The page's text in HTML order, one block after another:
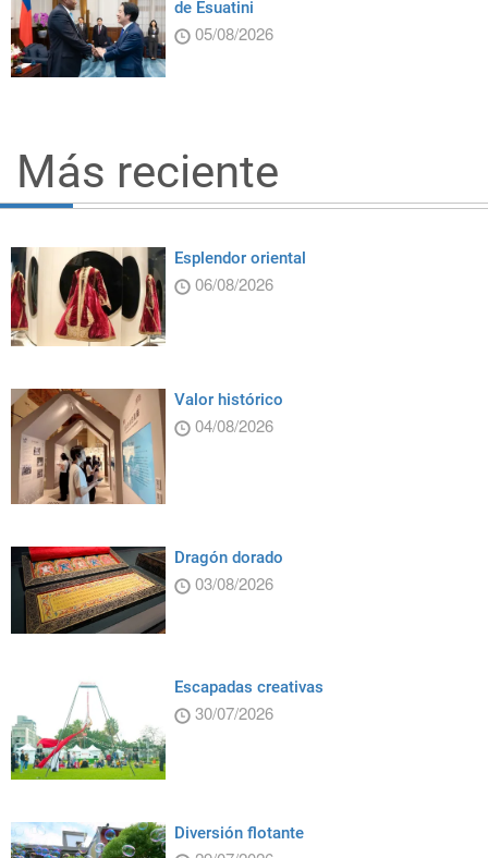
de Esuatini
05/08/2026
Más reciente
Esplendor oriental
06/08/2026
Valor histórico
04/08/2026
Dragón dorado
03/08/2026
Escapadas creativas
30/07/2026
Diversión flotante